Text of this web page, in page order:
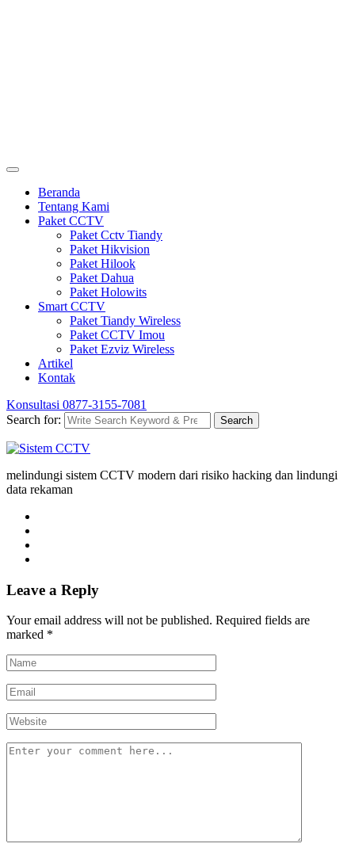
Beranda
Tentang Kami
Paket CCTV
Paket Cctv Tiandy
Paket Hikvision
Paket Hilook
Paket Dahua
Paket Holowits
Smart CCTV
Paket Tiandy Wireless
Paket CCTV Imou
Paket Ezviz Wireless
Artikel
Kontak
Konsultasi 0877-3155-7081
Search for:
Search
melindungi sistem CCTV modern dari risiko hacking dan lindungi
data rekaman
Leave a Reply
Your email address will not be published. Required fields are
marked *